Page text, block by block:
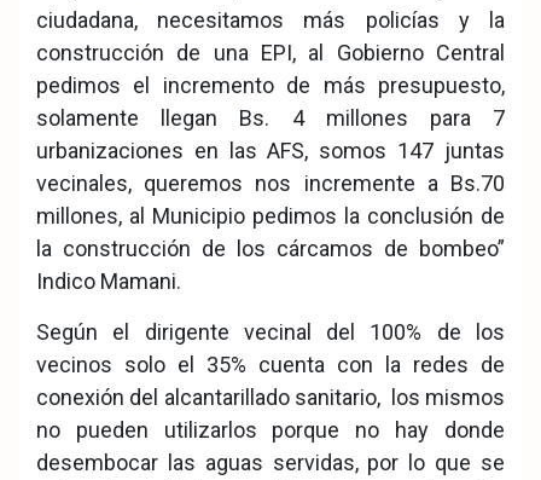
ciudadana, necesitamos más policías y la
construcción de una EPI, al Gobierno Central
pedimos el incremento de más presupuesto,
solamente llegan Bs. 4 millones para 7
urbanizaciones en las AFS, somos 147 juntas
vecinales, queremos nos incremente a Bs.70
millones, al Municipio pedimos la conclusión de
la construcción de los cárcamos de bombeo”
Indico Mamani.
Según el dirigente vecinal del 100% de los
vecinos solo el 35% cuenta con la redes de
conexión del alcantarillado sanitario, los mismos
no pueden utilizarlos porque no hay donde
desembocar las aguas servidas, por lo que se